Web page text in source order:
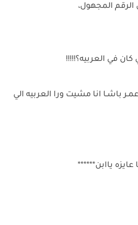
المجهول،
في العربيه؟!!!!!
باشـا انا مشيت ورا العربيه الي
ياابن******